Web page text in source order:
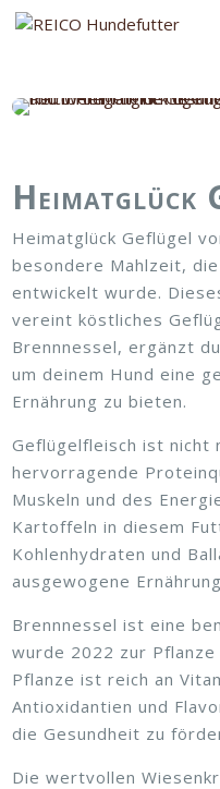
Heimatglück
Heimatglück Geflügel
besondere Mahlzeit,
entwickelt wurde.
vereint köstliches
Brennnessel, ergänzt
um deinem Hund eine
Ernährung zu bieten.
Geflügelfleisch ist nicht
hervorragende
Muskeln und des
Kartoffeln in diesem
Kohlenhydraten und
ausgewogene
Brennnessel ist eine
wurde 2022 zur
Pflanze ist reich an
Antioxidantien und
die Gesundheit zu
Die wertvollen